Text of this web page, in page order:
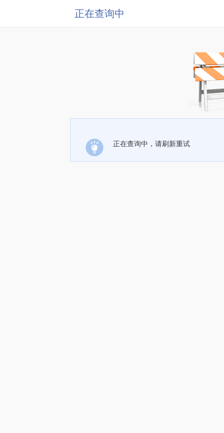
正在查询中
正在查询中，请刷新重试